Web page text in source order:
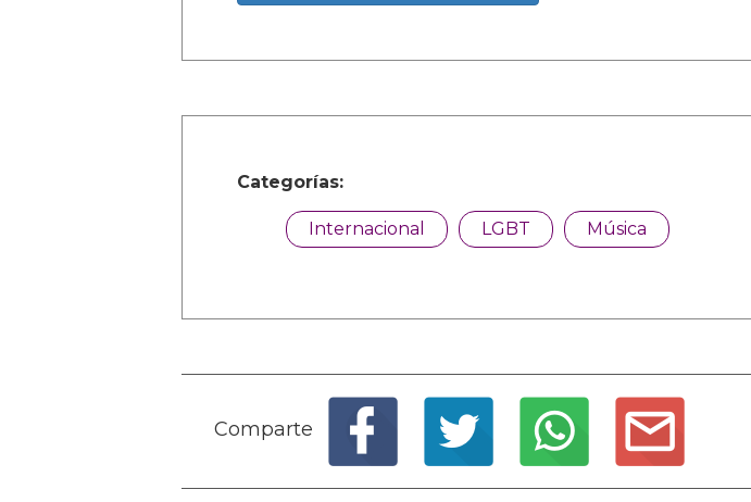
Categorías:
Internacional LGBT Música
Comparte